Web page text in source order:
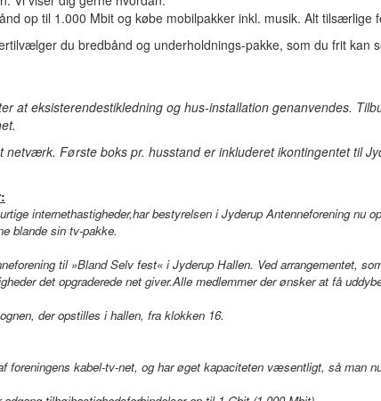
op til 1.000 Mbit og købe mobilpakker inkl. musik. Alt tilsærlige
du bredbånd og underholdnings-pakke, som du frit kan
at eksisterendestikledning og hus-installation genanvendes.
Første boks pr. husstand er inkluderet ikontingentet til
internethastigheder,har bestyrelsen i Jyderup Antenneforening nu
blande sin tv-pakke.
til »Bland Selv fest« i Jyderup Hallen. Ved arrangementet,
det opgraderede net giver.Alle medlemmer der ønsker at få
der opstilles i hallen, fra klokken 16.
foreningens kabel-tv-net, og har øget kapaciteten væsentligt, så man